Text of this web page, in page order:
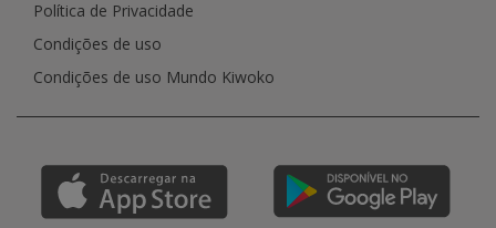
Política de Privacidade
Condições de uso
Condições de uso Mundo Kiwoko